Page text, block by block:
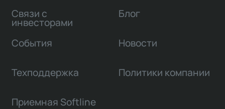
Связи с
инвесторами
Блог
События Новости
Техподдержка Политики компании
Приемная Softline